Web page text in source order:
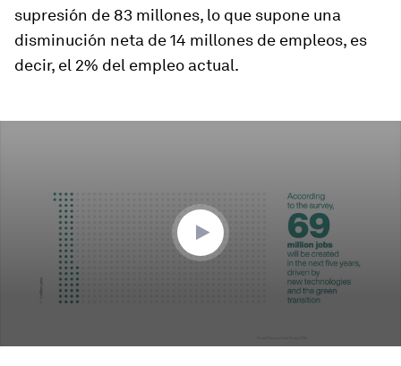
supresión de 83 millones, lo que supone una
disminución neta de 14 millones de empleos, es
decir, el 2% del empleo actual.